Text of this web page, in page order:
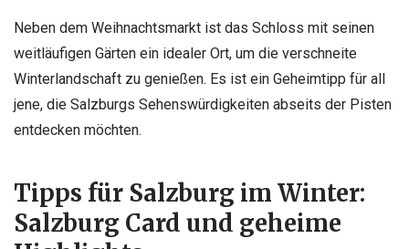
Neben dem Weihnachtsmarkt ist das Schloss mit seinen
weitläufigen Gärten ein idealer Ort, um die verschneite
Winterlandschaft zu genießen. Es ist ein Geheimtipp für all
jene, die Salzburgs Sehenswürdigkeiten abseits der Pisten
entdecken möchten.
Tipps für Salzburg im Winter:
Salzburg Card und geheime